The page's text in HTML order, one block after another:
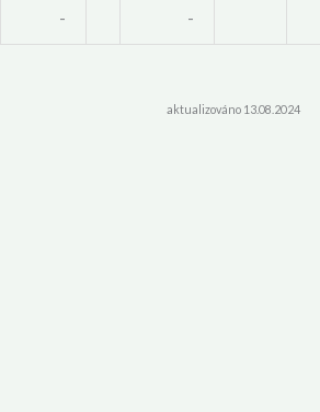
-
-
aktualizováno 13.08.2024